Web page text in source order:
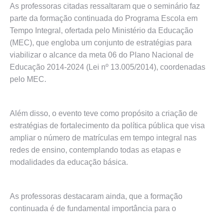
As professoras citadas ressaltaram que o seminário faz
parte da formação continuada do Programa Escola em
Tempo Integral, ofertada pelo Ministério da Educação
(MEC), que engloba um conjunto de estratégias para
viabilizar o alcance da meta 06 do Plano Nacional de
Educação 2014-2024 (Lei nº 13.005/2014), coordenadas
pelo MEC.
Além disso, o evento teve como propósito a criação de
estratégias de fortalecimento da política pública que visa
ampliar o número de matrículas em tempo integral nas
redes de ensino, contemplando todas as etapas e
modalidades da educação básica.
As professoras destacaram ainda, que a formação
continuada é de fundamental importância para o